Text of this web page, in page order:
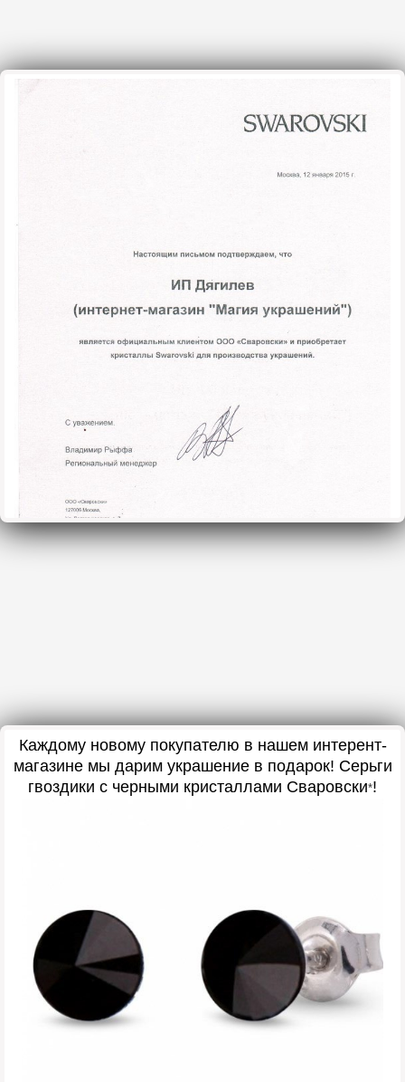
Каждому новому покупателю в нашем интерент-
магазине мы дарим украшение в подарок! Серьги
гвоздики с черными кристаллами Сваровски*!